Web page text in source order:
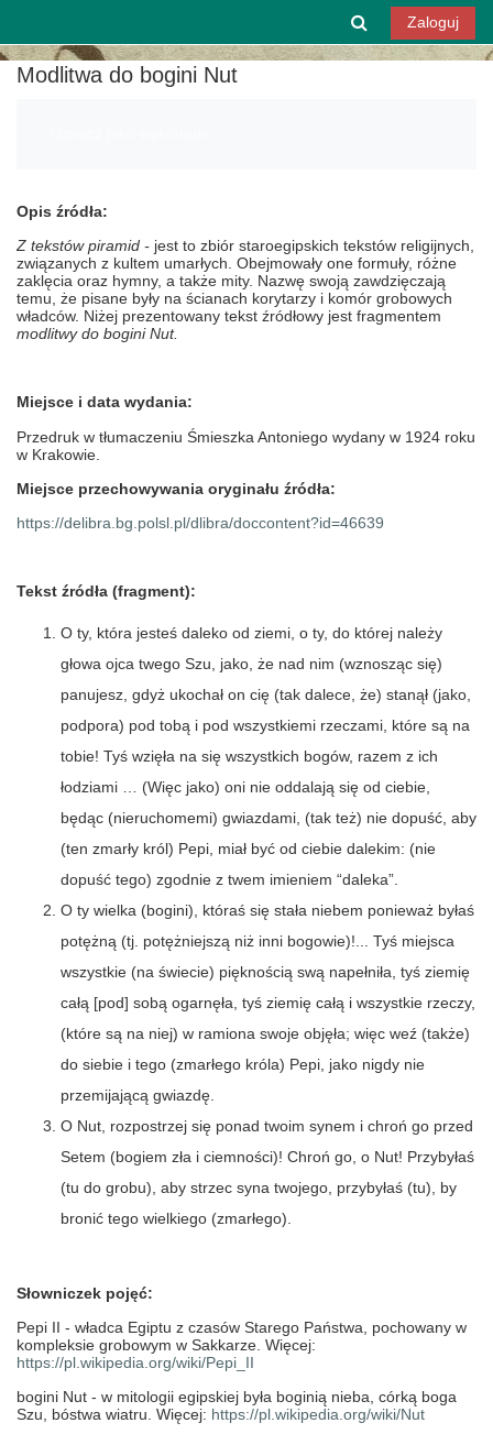
Przełącznik
Zaloguj
Modlitwa do bogini Nut
Opis źródła:
Z tekstów piramid - jest to zbiór staroegipskich tekstów religijnych,
związanych z kultem umarłych. Obejmowały one formuły, różne
zaklęcia oraz hymny, a także mity. Nazwę swoją zawdzięczają
temu, że pisane były na ścianach korytarzy i komór grobowych
władców. Niżej prezentowany tekst źródłowy jest fragmentem
modlitwy do bogini Nut.
Miejsce i data wydania:
Przedruk w tłumaczeniu Śmieszka Antoniego wydany w 1924 roku
w Krakowie.
Miejsce przechowywania oryginału źródła:
https://delibra.bg.polsl.pl/dlibra/doccontent?id=46639
Tekst źródła (fragment):
O ty, która jesteś daleko od ziemi, o ty, do której należy
głowa ojca twego Szu, jako, że nad nim (wznosząc się)
panujesz, gdyż ukochał on cię (tak dalece, że) stanął (jako,
podpora) pod tobą i pod wszystkiemi rzeczami, które są na
tobie! Tyś wzięła na się wszystkich bogów, razem z ich
łodziami … (Więc jako) oni nie oddalają się od ciebie,
będąc (nieruchomemi) gwiazdami, (tak też) nie dopuść, aby
(ten zmarły król) Pepi, miał być od ciebie dalekim: (nie
dopuść tego) zgodnie z twem imieniem “daleka”.
O ty wielka (bogini), któraś się stała niebem ponieważ byłaś
potężną (tj. potężniejszą niż inni bogowie)!... Tyś miejsca
wszystkie (na świecie) pięknością swą napełniła, tyś ziemię
całą [pod] sobą ogarnęła, tyś ziemię całą i wszystkie rzeczy,
(które są na niej) w ramiona swoje objęła; więc weź (także)
do siebie i tego (zmarłego króla) Pepi, jako nigdy nie
przemijającą gwiazdę.
O Nut, rozpostrzej się ponad twoim synem i chroń go przed
Setem (bogiem zła i ciemności)! Chroń go, o Nut! Przybyłaś
(tu do grobu), aby strzec syna twojego, przybyłaś (tu), by
bronić tego wielkiego (zmarłego).
Słowniczek pojęć:
Pepi II - władca Egiptu z czasów Starego Państwa, pochowany w
kompleksie grobowym w Sakkarze. Więcej:
https://pl.wikipedia.org/wiki/Pepi_II
bogini Nut - w mitologii egipskiej była boginią nieba, córką boga
Szu, bóstwa wiatru. Więcej: https://pl.wikipedia.org/wiki/Nut